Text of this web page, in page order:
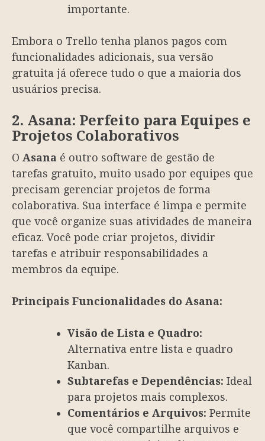
importante.
Embora o Trello tenha planos pagos com
funcionalidades adicionais, sua versão
gratuita já oferece tudo o que a maioria dos
usuários precisa.
2. Asana: Perfeito para Equipes e
Projetos Colaborativos
O Asana é outro software de gestão de
tarefas gratuito, muito usado por equipes que
precisam gerenciar projetos de forma
colaborativa. Sua interface é limpa e permite
que você organize suas atividades de maneira
eficaz. Você pode criar projetos, dividir
tarefas e atribuir responsabilidades a
membros da equipe.
Principais Funcionalidades do Asana:
Visão de Lista e Quadro:
Alternativa entre lista e quadro
Kanban.
Subtarefas e Dependências: Ideal
para projetos mais complexos.
Comentários e Arquivos: Permite
que você compartilhe arquivos e